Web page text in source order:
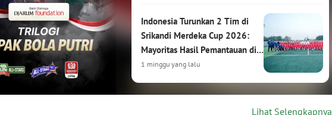
Indonesia Turunkan 2 Tim di
Srikandi Merdeka Cup 2026:
Mayoritas Hasil Pemantauan di
HYDROPLUS Soccer League
1 minggu yang lalu
Lihat Selengkapnya